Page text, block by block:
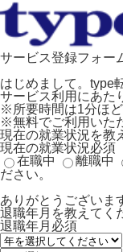
サービス登録フォー
はじめまして。type
サービス利用にあた
※所要時間は1分ほど
※無料でご利用いた
現在の就業状況を教
現在の就業状況必須
在職中
離職中
ださい。
ありがとうございま
退職年月を教えてく
退職年月 必須